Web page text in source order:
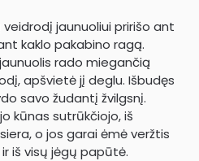
jaunuoliui pririšo ant
kaklo pakabino ragą.
rado miegančią
apšvietė jį deglu. Išbudęs
savo žudantį žvilgsnį.
kūnas sutrūkčiojo, iš
o jos garai ėmė veržtis
iš visų jėgų papūtė.